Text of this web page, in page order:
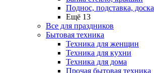
Поднос, подставка, доска
Ещё 13
Все для праздников
Бытовая техника
Техника для женщин
Техника для кухни
Техника для дома
Прочая бытовая техника